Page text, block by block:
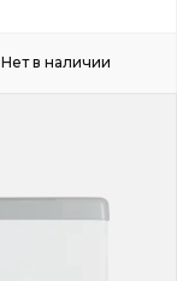
Нет в наличии